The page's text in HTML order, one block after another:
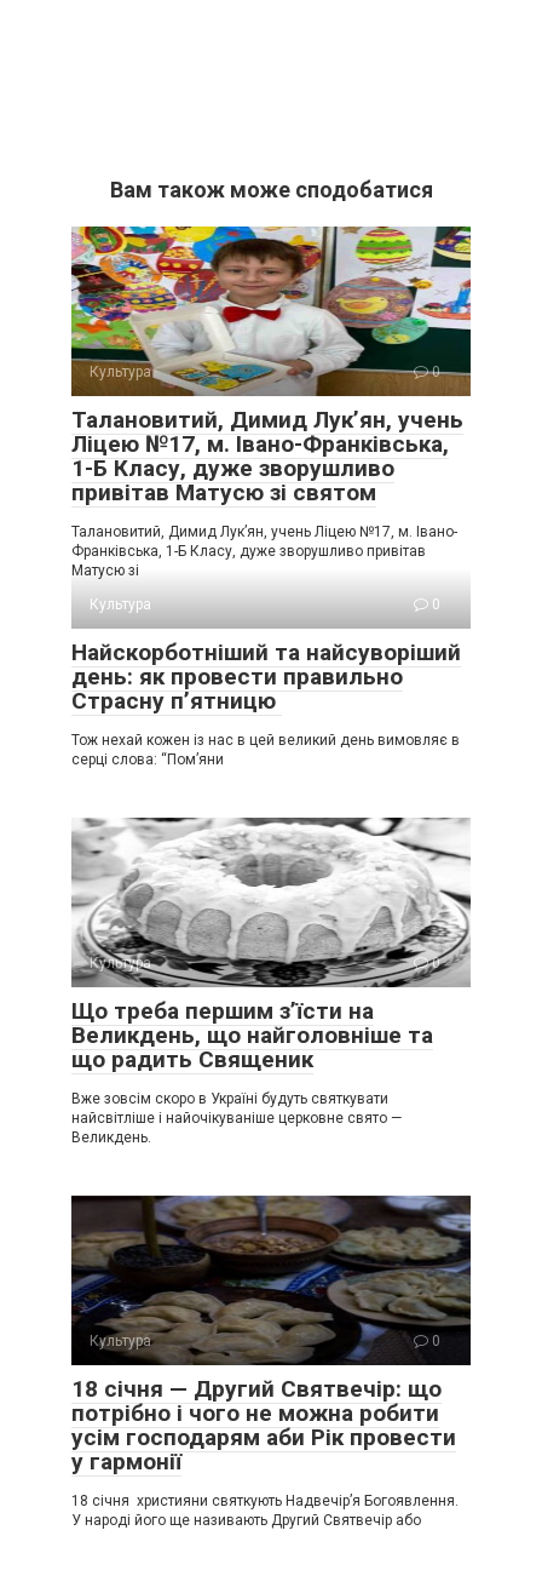
Вам також може сподобатися
Культура 0
Талановитий, Димид Лук’ян, учень
Ліцею №17, м. Івано-Франківська,
1-Б Класу, дуже зворушливо
привітав Матусю зі святом
Талановитий, Димид Лук’ян, учень Ліцею №17, м. Івано-
Франківська, 1-Б Класу, дуже зворушливо привітав
Матусю зі
Культура
0
Найскорботніший та найсуворіший
день: як провести правильно
Страсну п’ятницю
Тож нехай кожен із нас в цей великий день вимовляє в
серці слова: “Пом’яни
Культура 0
Що треба першим з’їсти на
Великдень, що найголовніше та
що радить Священик
Вже зовсім скоро в Україні будуть святкувати
найсвітліше і найочікуваніше церковне свято —
Великдень.
Культура 0
18 січня — Другий Святвечір: що
потрібно і чого не можна робити
усім господарям аби Рік провести
у гармонії
18 січня християни святкують Надвечір’я Богоявлення.
У народі його ще називають Другий Святвечір або